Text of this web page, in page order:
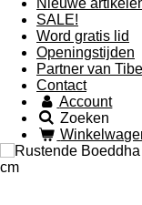
Nieuwe
SALE!
Word gratis lid
Openingstijden
Partner van
Contact
Account
Zoeken